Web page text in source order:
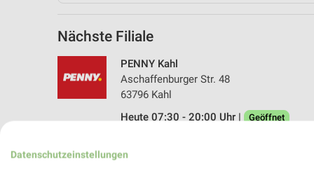
Nächste Filiale
PENNY Kahl
Aschaffenburger Str. 48
63796 Kahl
Heute 07:30 - 20:00 Uhr |
Geöffnet
Datenschutzeinstellungen